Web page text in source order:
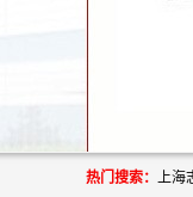
热门搜索：